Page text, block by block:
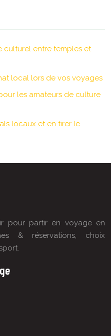
culturel entre temples et
local lors de vos voyages
les amateurs de culture
locaux et en tirer le
pour partir en voyage en
& réservations, choix